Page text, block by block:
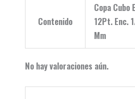
Contenido
Copa
12Pt. Enc.
Mm
No hay valoraciones aún.